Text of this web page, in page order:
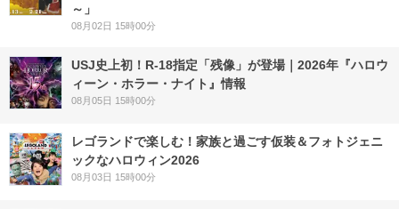
～」
08月02日 15時00分
USJ史上初！R-18指定「残像」が登場｜2026年『ハロウ
ィーン・ホラー・ナイト』情報
08月05日 15時00分
レゴランドで楽しむ！家族と過ごす仮装＆フォトジェニ
ックなハロウィン2026
08月03日 15時00分